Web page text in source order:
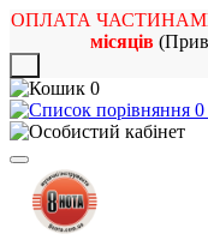
ОПЛАТА
місяців
0
0